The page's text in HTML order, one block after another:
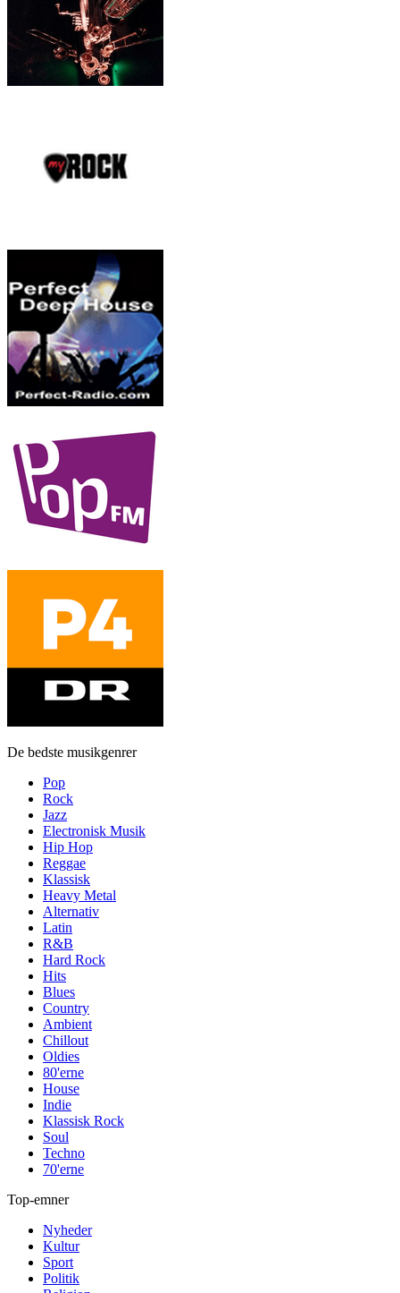
De bedste musikgenrer
Pop
Rock
Jazz
Electronisk Musik
Hip Hop
Reggae
Klassisk
Heavy Metal
Alternativ
Latin
R&B
Hard Rock
Hits
Blues
Country
Ambient
Chillout
Oldies
80'erne
House
Indie
Klassisk Rock
Soul
Techno
70'erne
Top-emner
Nyheder
Kultur
Sport
Politik